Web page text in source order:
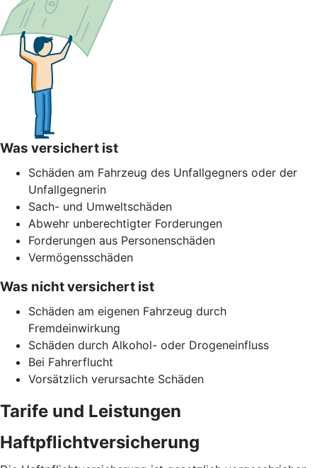
Was versichert ist
Schäden am Fahrzeug des Unfallgegners oder der
Unfallgegnerin
Sach- und Umweltschäden
Abwehr unberechtigter Forderungen
Forderungen aus Personenschäden
Vermögensschäden
Was nicht versichert ist
Schäden am eigenen Fahrzeug durch
Fremdeinwirkung
Schäden durch Alkohol- oder Drogeneinfluss
Bei Fahrerflucht
Vorsätzlich verursachte Schäden
Tarife und Leistungen
Haftpflichtversicherung